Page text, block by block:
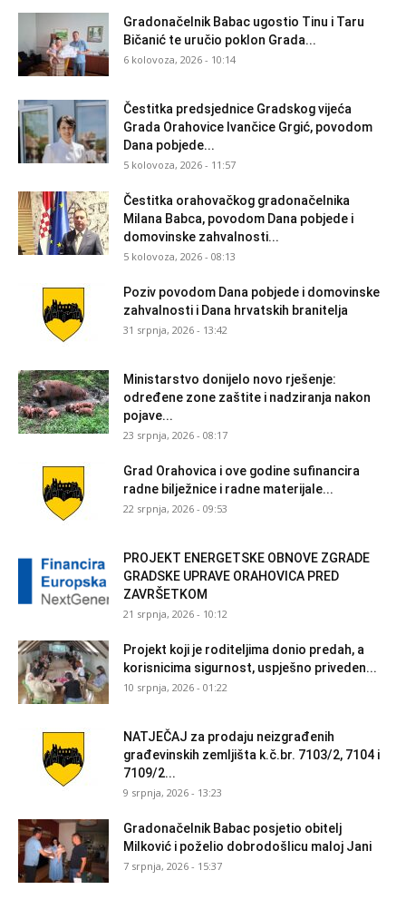
Gradonačelnik Babac ugostio Tinu i Taru
Bičanić te uručio poklon Grada...
6 kolovoza, 2026 - 10:14
Čestitka predsjednice Gradskog vijeća
Grada Orahovice Ivančice Grgić, povodom
Dana pobjede...
5 kolovoza, 2026 - 11:57
Čestitka orahovačkog gradonačelnika
Milana Babca, povodom Dana pobjede i
domovinske zahvalnosti...
5 kolovoza, 2026 - 08:13
Poziv povodom Dana pobjede i domovinske
zahvalnosti i Dana hrvatskih branitelja
31 srpnja, 2026 - 13:42
Ministarstvo donijelo novo rješenje:
određene zone zaštite i nadziranja nakon
pojave...
23 srpnja, 2026 - 08:17
Grad Orahovica i ove godine sufinancira
radne bilježnice i radne materijale...
22 srpnja, 2026 - 09:53
PROJEKT ENERGETSKE OBNOVE ZGRADE
GRADSKE UPRAVE ORAHOVICA PRED
ZAVRŠETKOM
21 srpnja, 2026 - 10:12
Projekt koji je roditeljima donio predah, a
korisnicima sigurnost, uspješno priveden...
10 srpnja, 2026 - 01:22
NATJEČAJ za prodaju neizgrađenih
građevinskih zemljišta k.č.br. 7103/2, 7104 i
7109/2...
9 srpnja, 2026 - 13:23
Gradonačelnik Babac posjetio obitelj
Milković i poželio dobrodošlicu maloj Jani
7 srpnja, 2026 - 15:37